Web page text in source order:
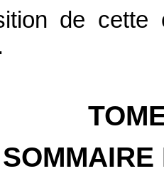
de
SOMMAIRE